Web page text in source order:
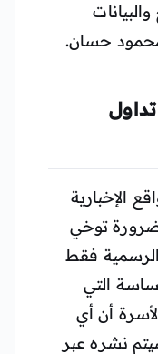
محمود حسان.
الإخبارية
ضرورة توخي
الرسمية فقط
التي
أن أي
نشره عبر